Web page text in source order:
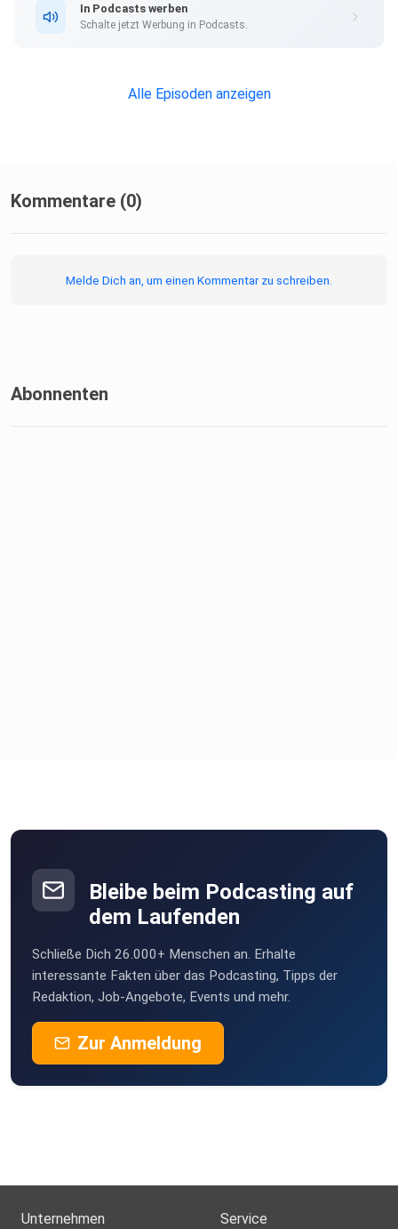
In Podcasts werben
Schalte jetzt Werbung in Podcasts.
Alle Episoden anzeigen
Kommentare (0)
Melde Dich an, um einen Kommentar zu schreiben.
Abonnenten
Bleibe beim Podcasting auf
dem Laufenden
Schließe Dich 26.000+ Menschen an. Erhalte
interessante Fakten über das Podcasting, Tipps der
Redaktion, Job-Angebote, Events und mehr.
Zur Anmeldung
Unternehmen Service